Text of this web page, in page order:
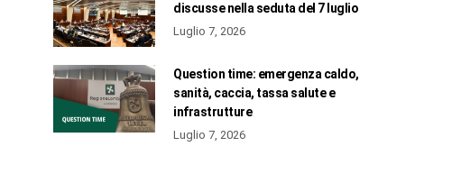
discusse nella seduta del 7 luglio
Luglio 7, 2026
Question time: emergenza caldo,
sanità, caccia, tassa salute e
infrastrutture
Luglio 7, 2026